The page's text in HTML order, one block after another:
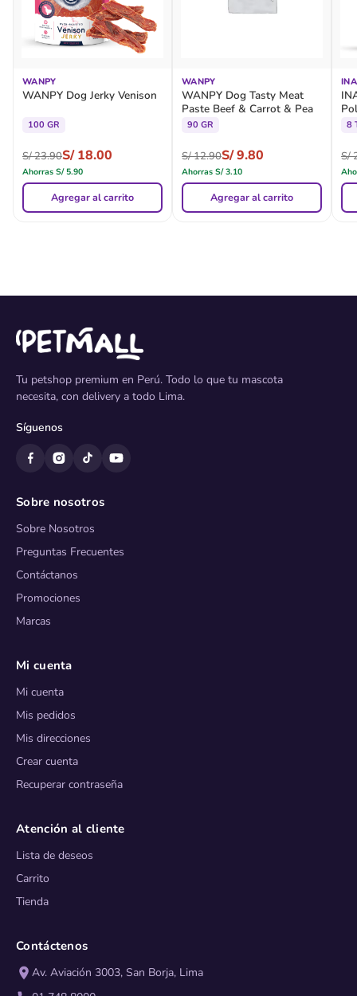
WANPY
WANPY Dog Jerky Venison
100 GR
S/23.90S/18.00
Ahorras S/5.90
Agregar al carrito
WANPY
WANPY Dog Tasty Meat
Paste Beef & Carrot & Pea
90 GR
S/12.90S/9.80
Ahorras S/3.10
Agregar al carrito
8
S/
Tu petshop premium en Perú. Todo lo que tu mascota
necesita, con delivery a todo Lima.
Síguenos
Sobre nosotros
Sobre Nosotros
Preguntas Frecuentes
Contáctanos
Promociones
Marcas
Mi cuenta
Mi cuenta
Mis pedidos
Mis direcciones
Crear cuenta
Recuperar contraseña
Atención al cliente
Lista de deseos
Carrito
Tienda
Contáctenos
Av. Aviación 3003, San Borja, Lima